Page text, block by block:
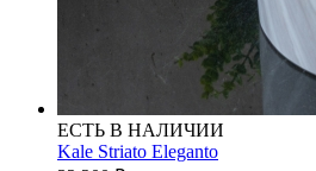
ЕСТЬ В НАЛИЧИИ
Kale Striato Eleganto